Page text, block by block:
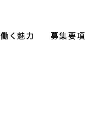
働く魅力 募集要項